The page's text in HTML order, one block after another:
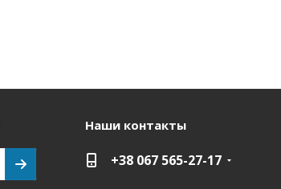
Наши контакты
+38 067 565-27-17